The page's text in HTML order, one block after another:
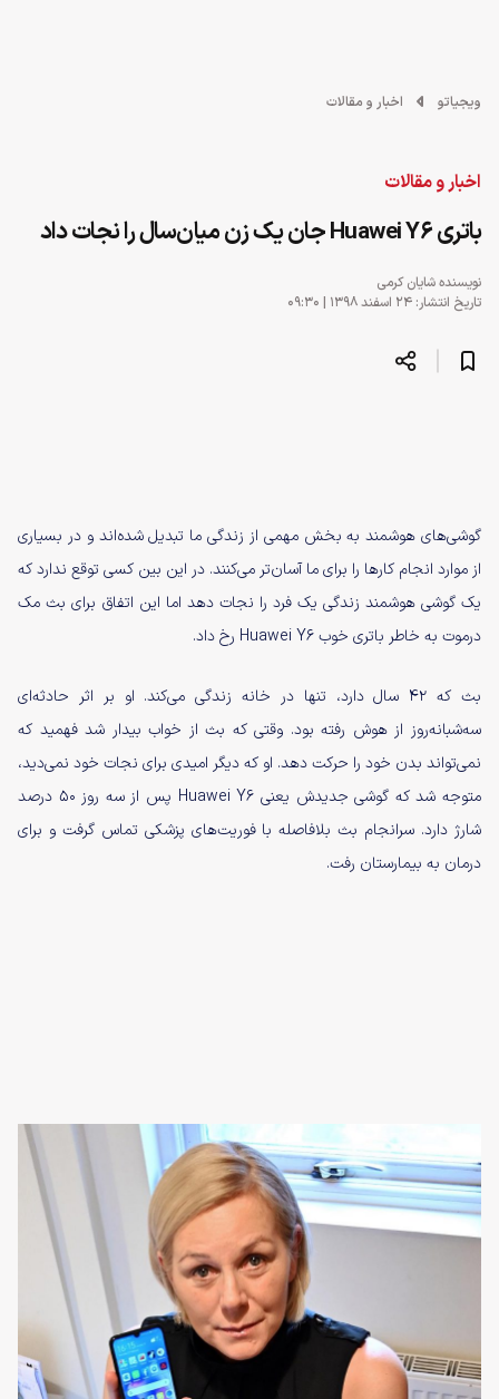
ویجیاتو اخبار و مقالات
اخبار و مقالات
باتری Huawei Y6 جان یک زن میان‌سال را نجات داد
نویسندهشایان کرمی
تاریخ انتشار: ۲۴ اسفند ۱۳۹۸ | ۰۹:۳۰
گوشی‌های هوشمند به بخش مهمی از زندگی ما تبدیل شده‌اند و در بسیاری
از موارد انجام کارها را برای ما آسان‌تر می‌کنند. در این بین کسی توقع ندارد که
یک گوشی هوشمند زندگی یک فرد را نجات دهد اما این اتفاق برای بث مک
درموت به خاطر باتری خوب Huawei Y6 رخ داد.
بث که ۴۲ سال دارد، تنها در خانه زندگی می‌کند. او بر اثر حادثه‌ای
سه‌شبانه‌روز از هوش رفته بود. وقتی که بث از خواب بیدار شد فهمید که
نمی‌تواند بدن خود را حرکت دهد. او که دیگر امیدی برای نجات خود نمی‌دید،
متوجه شد که گوشی جدیدش یعنی Huawei Y6 پس از سه روز ۵۰ درصد
شارژ دارد. سرانجام بث بلافاصله با فوریت‌های پزشکی تماس گرفت و برای
درمان به بیمارستان رفت.